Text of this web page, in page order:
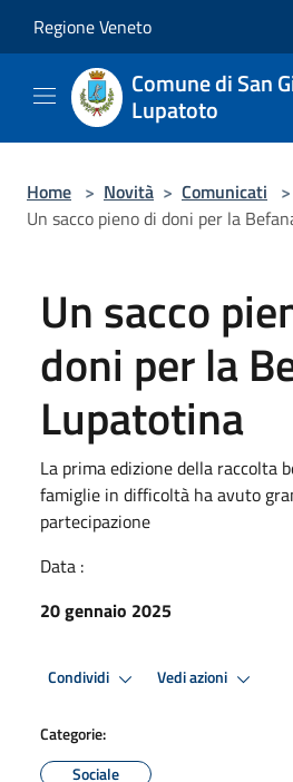
Regione Veneto
Comune di San
Lupatoto
Home > Novità > Comunicati >
Un sacco pieno di doni per la
Un sacco
doni per la
Lupatotina
La prima edizione della raccolta
famiglie in difficoltà ha avuto
partecipazione
Data :
20 gennaio 2025
Condividi Vedi azioni
Categorie:
Sociale